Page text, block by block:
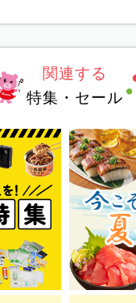
関連する
特集・セール